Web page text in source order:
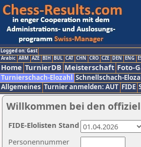
Logged on: Gast
Arabic ARM AZE BIH BUL CAT CHN CRO CZE DEN ENG
Home TurnierDB Meisterschaft Foto-
Turnierschach-Elozahl Schnellschach-
Allgemeines Turnier anmelden: AUT FIDE
Willkommen bei den
Personennummer
FIDE-Elolisten Stand